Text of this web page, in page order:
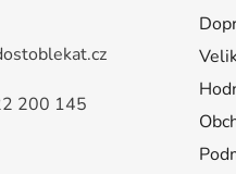
200 145